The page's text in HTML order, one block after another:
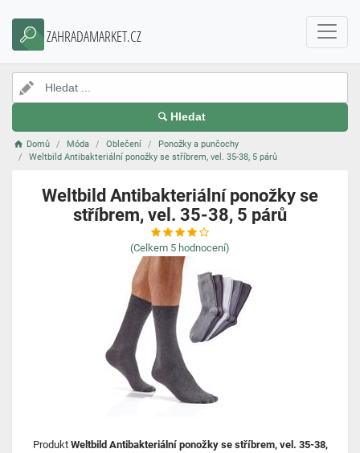
ZAHRADAMARKET.CZ
Hledat
Domů Móda Oblečení
Ponožky a punčochy
Weltbild Antibakteriální ponožky se stříbrem, vel. 35-38, 5 párů
Weltbild Antibakteriální ponožky se
stříbrem, vel. 35-38, 5 párů
(Celkem 5 hodnocení)
Produkt Weltbild Antibakteriální ponožky se stříbrem, vel. 35-38,